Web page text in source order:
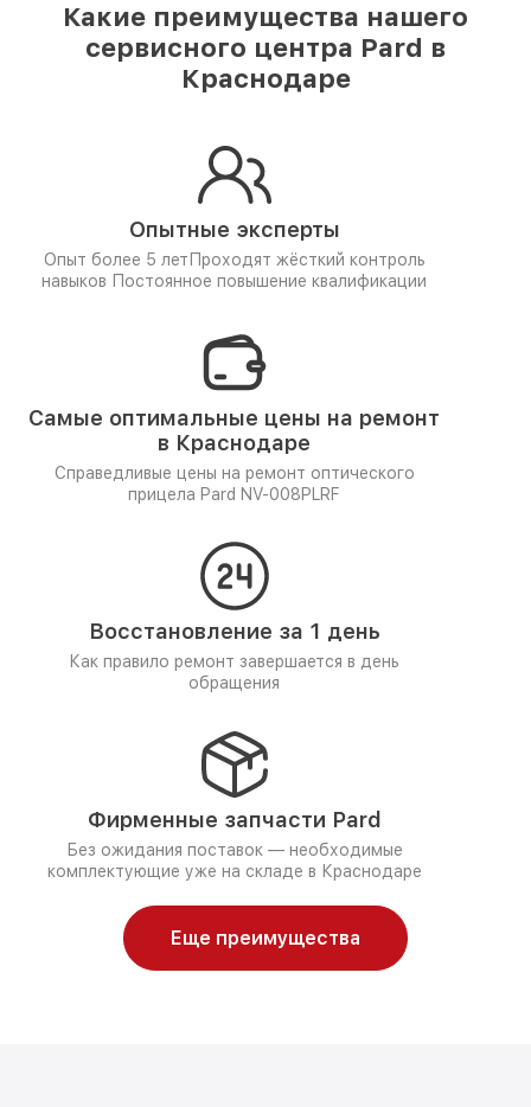
Какие преимущества нашего
сервисного центра Pard в
Краснодаре
Опытные эксперты
Опыт более 5 лет Проходят жёсткий контроль
навыков Постоянное повышение квалификации
Самые оптимальные цены на ремонт
в Краснодаре
Справедливые цены на ремонт оптического
прицела Pard NV-008PLRF
Восстановление за 1 день
Как правило ремонт завершается в день
обращения
Фирменные запчасти Pard
Без ожидания поставок — необходимые
комплектующие уже на складе в Краснодаре
Еще преимущества